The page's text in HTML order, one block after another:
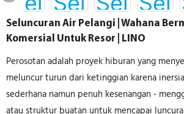
Seluncuran Air Pelangi | Wahana
Komersial Untuk Resor | LINO
Perosotan adalah proyek hiburan yang
meluncur turun dari ketinggian karena
sederhana namun penuh kesenangan -
atau struktur buatan untuk mencapai